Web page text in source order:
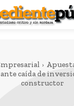
caída de
constructor